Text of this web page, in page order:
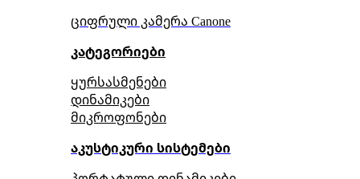
ციფრული კამერა Сanone
კატეგორიები
ყურსასმენები
დინამიკები
მიკროფონები
აკუსტიკური სისტემები